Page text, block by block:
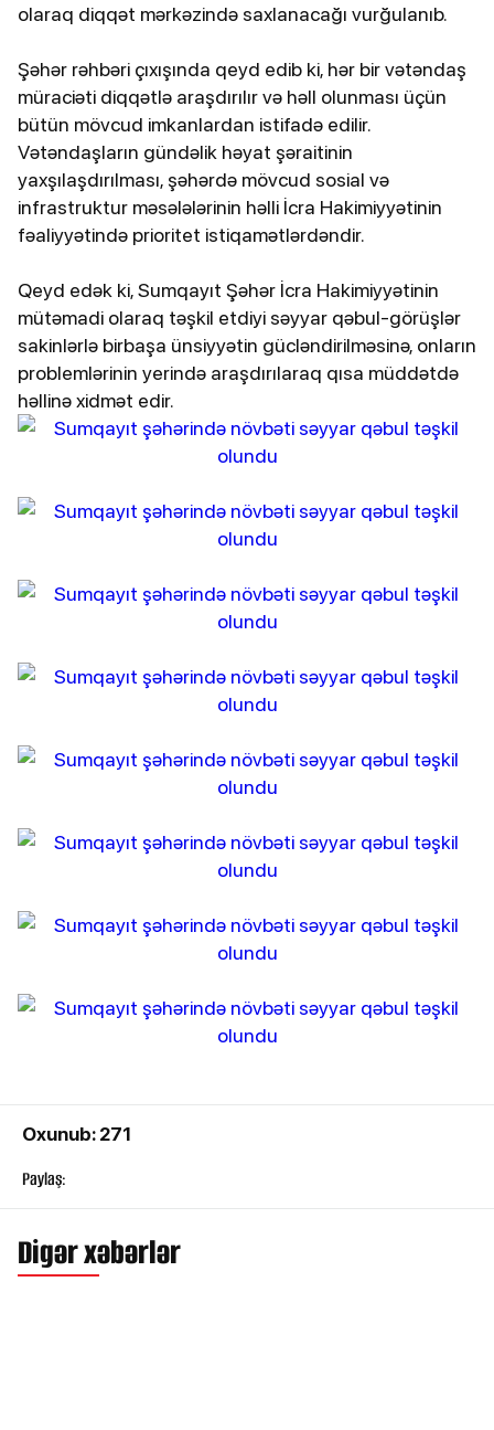
olaraq diqqət mərkəzində saxlanacağı vurğulanıb.
Şəhər rəhbəri çıxışında qeyd edib ki, hər bir vətəndaş
müraciəti diqqətlə araşdırılır və həll olunması üçün
bütün mövcud imkanlardan istifadə edilir.
Vətəndaşların gündəlik həyat şəraitinin
yaxşılaşdırılması, şəhərdə mövcud sosial və
infrastruktur məsələlərinin həlli İcra Hakimiyyətinin
fəaliyyətində prioritet istiqamətlərdəndir.
Qeyd edək ki, Sumqayıt Şəhər İcra Hakimiyyətinin
mütəmadi olaraq təşkil etdiyi səyyar qəbul-görüşlər
sakinlərlə birbaşa ünsiyyətin gücləndirilməsinə, onların
problemlərinin yerində araşdırılaraq qısa müddətdə
həllinə xidmət edir.
Oxunub: 271
Paylaş:
Digər xəbərlər